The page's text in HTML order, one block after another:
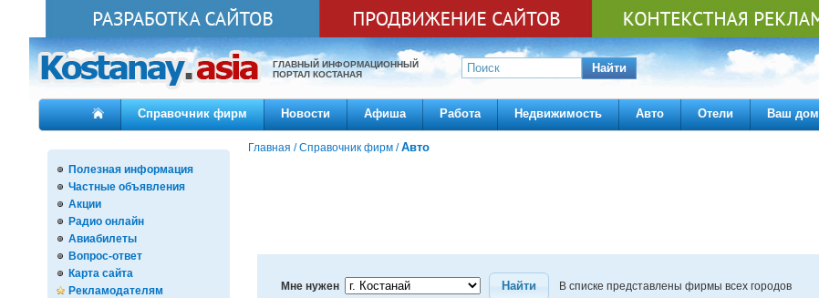
ГЛАВНЫЙ ИНФОРМАЦИОННЫЙ
ПОРТАЛ КОСТАНАЯ
Найти
Справочник фирм Новости Афиша Работа Недвижимость Авто Отели Ваш дом
Полезная информация
Частные объявления
Акции
Радио онлайн
Авиабилеты
Вопрос-ответ
Карта сайта
Рекламодателям
Главная /Справочник фирм /Авто
Мне нужен Найти В списке представлены фирмы всех городов